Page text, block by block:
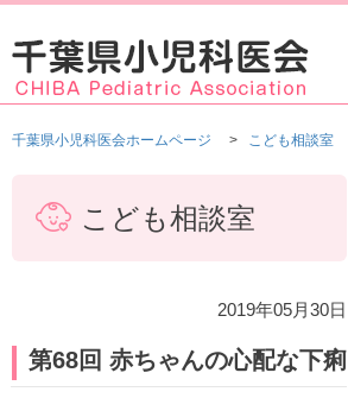
千葉県小児科医会ホームページ こども相談室
こども相談室
2019年05月30日
第68回 赤ちゃんの心配な下痢